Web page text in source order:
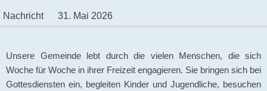
Nachricht 31. Mai 2026
Unsere Gemeinde lebt durch die vielen Menschen, die sich
Woche für Woche in ihrer Freizeit engagieren. Sie bringen sich bei
Gottesdiensten ein, begleiten Kinder und Jugendliche, besuchen